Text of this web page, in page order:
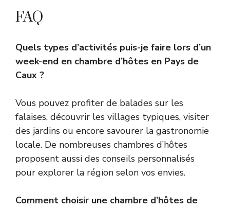
FAQ
Quels types d’activités puis-je faire lors d’un
week-end en chambre d’hôtes en Pays de
Caux ?
Vous pouvez profiter de balades sur les
falaises, découvrir les villages typiques, visiter
des jardins ou encore savourer la gastronomie
locale. De nombreuses chambres d’hôtes
proposent aussi des conseils personnalisés
pour explorer la région selon vos envies.
Comment choisir une chambre d’hôtes de